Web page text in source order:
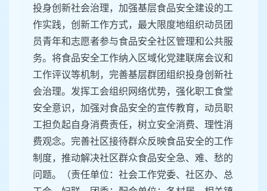
投身创新社会治理，加强基层食品安全建设的工
作实践，创新工作方式，最大限度地组织动员团
员青年和志愿者参与食品安全社区管理和公共服
务。将食品安全工作纳入区域化党建联席会议和
工作评议等机制，完善基层群团组织投身创新社
会治理。发挥工会组织网络优势，强化职工食堂
安全意识，加强对食品安全的宣传教育，动员职
工担负起自身消费责任，树立安全消费、理性消
费观念。完善社区接待群众反映食品安全的工作
制度，推动解决社区群众食品安全急、难、愁的
问题。（责任单位：社会工作党委、社区办、总